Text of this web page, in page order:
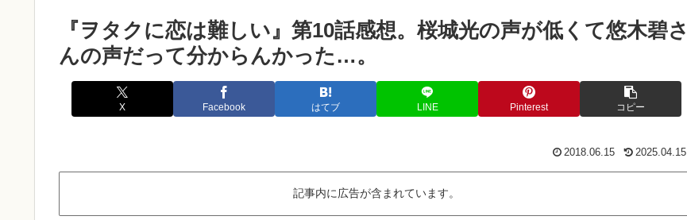
『ヲタクに恋は難しい』第10話感想。桜城光の声が低くて悠木碧さ
んの声だって分からんかった…。
X Facebook はてブ LINE Pinterest コピー
2018.06.15 2025.04.15
記事内に広告が含まれています。